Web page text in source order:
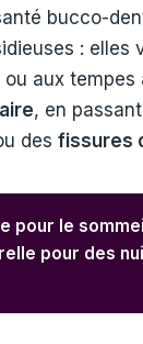
bucco-
: elles
ou aux tempes
, en
des fissures
pour le
pour des